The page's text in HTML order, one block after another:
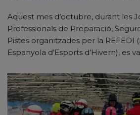
Aquest mes d’octubre, durant les
Professionals de Preparació,
Pistes organitzades per la REFEDI
Espanyola d’Esports d’Hivern), es